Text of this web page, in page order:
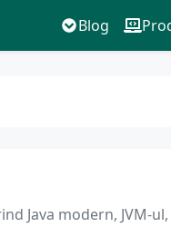
Blog
Java modern, JVM-ul,